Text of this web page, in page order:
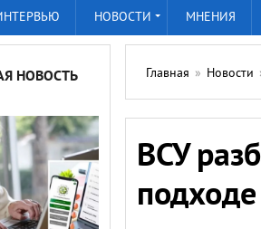
НОВОСТИ МНЕНИЯ
НОВОСТЬ Главная » Новости
ВСУ